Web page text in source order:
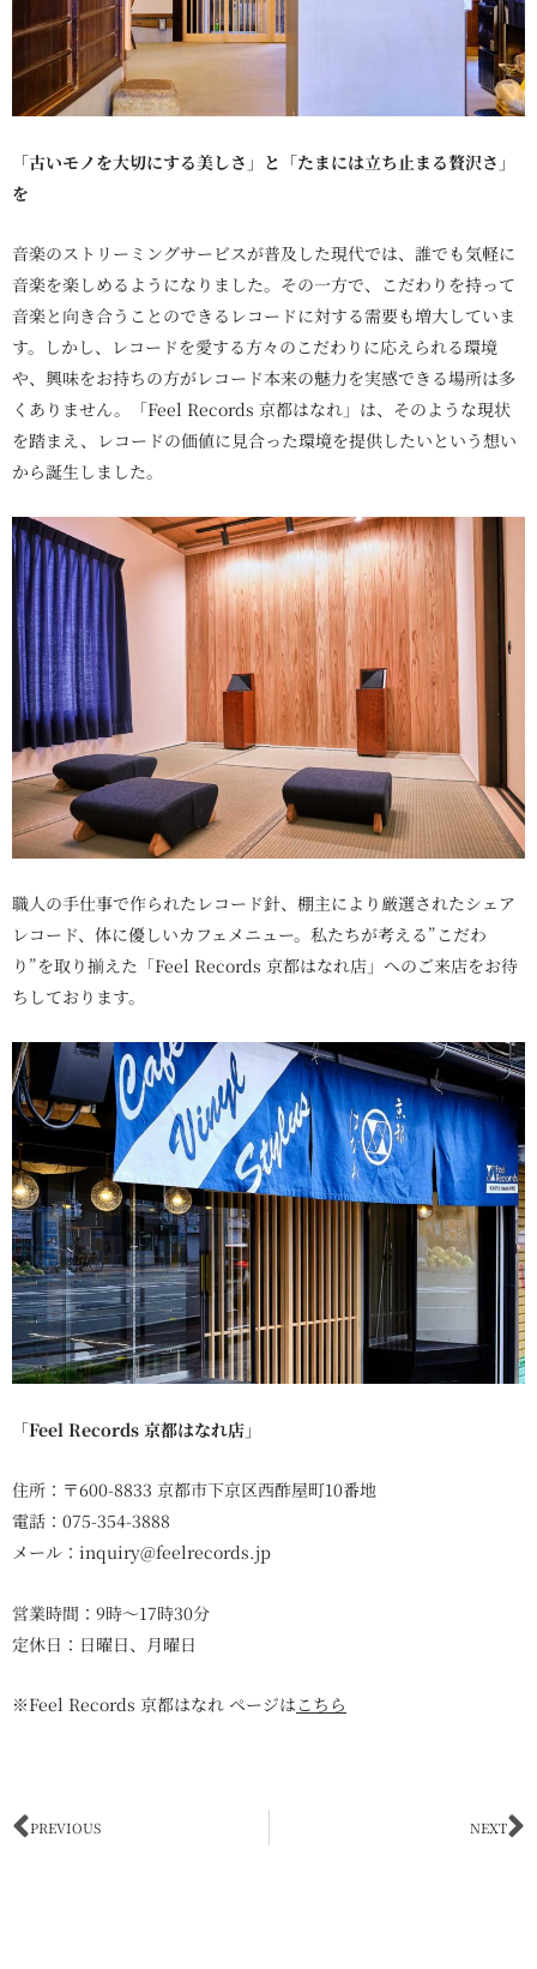
「古いモノを大切にする美しさ」と「たまには立ち止まる贅沢さ」
を
音楽のストリーミングサービスが普及した現代では、誰でも気軽に
音楽を楽しめるようになりました。その一方で、こだわりを持って
音楽と向き合うことのできるレコードに対する需要も増大していま
す。しかし、レコードを愛する方々のこだわりに応えられる環境
や、興味をお持ちの方がレコード本来の魅力を実感できる場所は多
くありません。「Feel Records 京都はなれ」は、そのような現状
を踏まえ、レコードの価値に見合った環境を提供したいという想い
から誕生しました。
職人の手仕事で作られたレコード針、棚主により厳選されたシェア
レコード、体に優しいカフェメニュー。私たちが考える”こだわ
り”を取り揃えた「Feel Records 京都はなれ店」へのご来店をお待
ちしております。
「Feel Records 京都はなれ店」
住所：〒600-8833 京都市下京区西酢屋町10番地
電話：075-354-3888
メール：inquiry@feelrecords.jp
営業時間：9時～17時30分
定休日：日曜日、月曜日
※Feel Records 京都はなれ ページは こちら
Prev
PREVIOUS NEXT